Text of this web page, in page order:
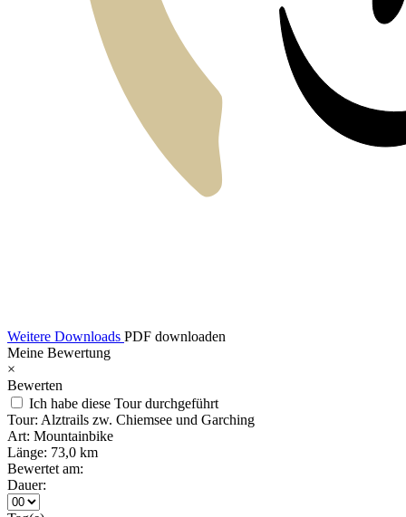
Weitere Downloads PDF downloaden
Meine Bewertung
×
Bewerten
Ich habe diese Tour durchgeführt
Tour: Alztrails zw. Chiemsee und Garching
Art: Mountainbike
Länge: 73,0 km
Bewertet am:
Dauer: